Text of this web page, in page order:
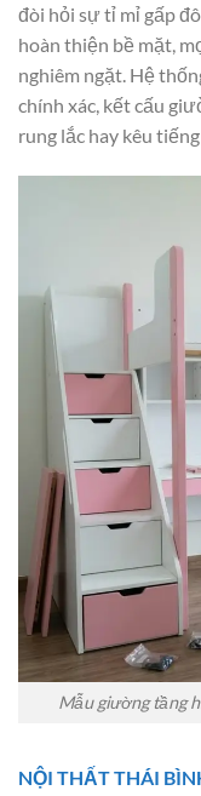
đòi hỏi sự tỉ mỉ gấp
hoàn thiện bề mặt,
nghiêm ngặt. Hệ
chính xác, kết cấu
rung lắc hay kêu
Mẫu giường tầng
NỘI THẤT THÁI